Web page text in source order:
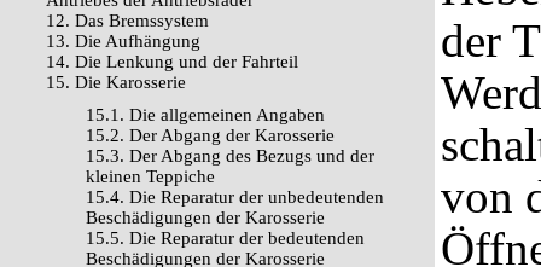
12. Das Bremssystem
13. Die Aufhängung
14. Die Lenkung und der Fahrteil
15. Die Karosserie
15.1. Die allgemeinen Angaben
15.2. Der Abgang der Karosserie
15.3. Der Abgang des Bezugs und der
kleinen Teppiche
15.4. Die Reparatur der unbedeutenden
Beschädigungen der Karosserie
15.5. Die Reparatur der bedeutenden
Beschädigungen der Karosserie
der
von